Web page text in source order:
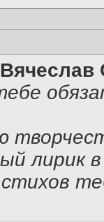
Вячеслав
лирик